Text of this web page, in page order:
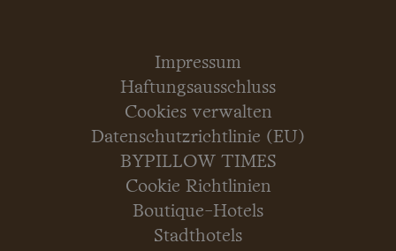
Impressum
Haftungsausschluss
Cookies verwalten
Datenschutzrichtlinie (EU)
BYPILLOW TIMES
Cookie Richtlinien
Boutique-Hotels
Stadthotels